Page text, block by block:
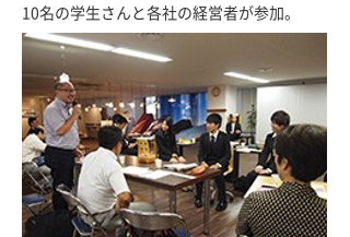
10名の学生さんと各社の経営者が参加。